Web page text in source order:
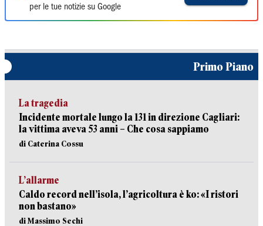
per le tue notizie su Google
Primo Piano
La tragedia
Incidente mortale lungo la 131 in direzione Cagliari:
la vittima aveva 53 anni – Che cosa sappiamo
di Caterina Cossu
L’allarme
Caldo record nell’isola, l’agricoltura è ko: «I ristori
non bastano»
di Massimo Sechi